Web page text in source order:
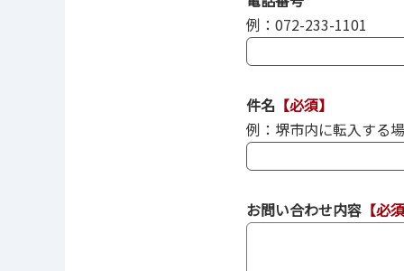
例：072-233-1101
件名 【必須】
例：堺市内に転入する
お問い合わせ内容 【必